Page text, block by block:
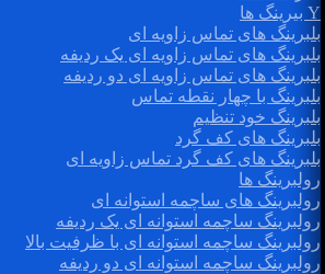
Y بیرینگ ها
بلبرینگ های تماس زاویه ای
بلبرینگ های تماس زاویه ای یک ردیفه
بلبرینگ های تماس زاویه ای دو ردیفه
بلبرینگ با چهار نقطه تماس
بلبرینگ خود تنظیم
بلبرینگ های کف گرد
بلبرینگ های کف گرد تماس زاویه ای
رولبرینگ ها
رولبرینگ های ساچمه استوانه ای
رولبرینگ ساچمه استوانه ای یک ردیفه
رولبرینگ ساچمه استوانه ای با ظرفیت بالا
رولبرینگ ساچمه استوانه ای دو ردیفه